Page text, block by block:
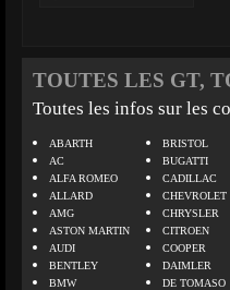
TOUTES LES GT,
Toutes les infos sur les
ABARTH
AC
ALFA ROMEO
ALLARD
AMG
ASTON MARTIN
AUDI
BENTLEY
BMW
BRISTOL
BUGATTI
CADILLAC
CHEVROLET
CHRYSLER
CITROEN
COOPER
DAIMLER
DE TOMASO